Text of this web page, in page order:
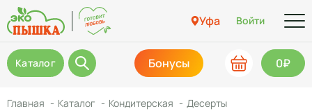
Уфа Войти
Каталог Бонусы 0₽
Главная Каталог Кондитерская Десерты